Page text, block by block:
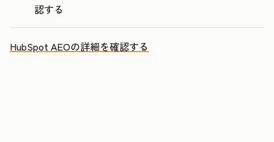
認する
HubSpot AEOの詳細を確認する